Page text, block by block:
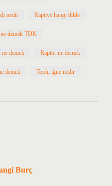
nedir Raptiye hangi dilde
demek TDK
ne demek Raptör ne demek
demek Toplu iğne nedir
Burç